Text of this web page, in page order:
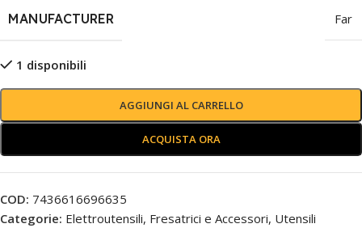
MANUFACTURER Far
1 disponibili
AGGIUNGI AL CARRELLO
ACQUISTA ORA
COD: 7436616696635
Categorie: Elettroutensili, Fresatrici e Accessori, Utensili